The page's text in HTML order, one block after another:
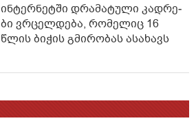
ინ­ტერ­ნეტ­ში დრა­მა­ტუ­ლი კად­რე­
ბი ვრცელდება, რომელიც 16
წლის ბიჭის გმირობას ასახავს